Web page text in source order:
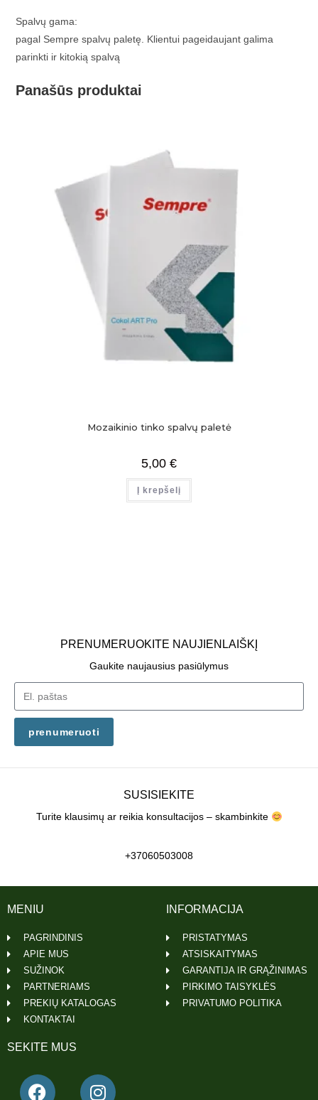
Spalvų gama:
pagal Sempre spalvų paletę. Klientui pageidaujant galima
parinkti ir kitokią spalvą
Panašūs produktai
Mozaikinio tinko spalvų paletė
5,00 €
Į krepšelį
PRENUMERUOKITE NAUJIENLAIŠKĮ
Gaukite naujausius pasiūlymus
prenumeruoti
SUSISIEKITE
Turite klausimų ar reikia konsultacijos – skambinkite
+37060503008
SEKITE MUS
INFORMACIJA
PRISTATYMAS
ATSISKAITYMAS
GARANTIJA IR GRĄŽINIMAS
PIRKIMO TAISYKLĖS
PRIVATUMO POLITIKA
MENIU
PAGRINDINIS
APIE MUS
SUŽINOK
PARTNERIAMS
PREKIŲ KATALOGAS
KONTAKTAI